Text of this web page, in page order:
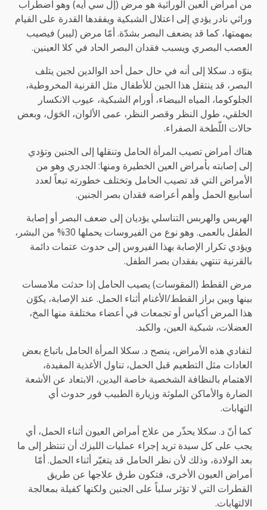
من أمراض العين الوراثية هو مرض (إل سي أيه) وهو اضطراب
وراثي نادر يؤدي إلى اعتلال الشبكية ويفقدها القدرة على القيام
بمهمتها، كما قد يضعف البصر بشدّة. أمّا مرض (ليبر) فيصيب
العصب البصري ويسبب فقدان البصر الحاد في كلا العينين.
ينوّه د. سكلا إلى أنه في حال حمل أحد الوالدين لجين يتلف
البصر، قد ينتقل هذا الجين للأطفال مثل القرنية المخروطية،
الجلوكوما، المياه البيضاء، أورام الشبكية، عيوب الانكسار
الخلقي، طول النظر وقصر النظر، عمى الألوان، الحَوَل، وبعض
حالات اللّطخة الصفراء.
هناك أمراض تصيب المرأة الحامل وتنقلها إلى الجنين وتؤدي
إلى إصابته بأمراض العين الخطيرة ومنها: الجدري وهو من
الأمراض التي قد تصيب الحامل وتختلف خطورته تبعاً لعدد
أسابيع الحمل وأهم أعراضه فقدان بصر الجنين.
الهربس والهربس التناسلي يؤديان إلى ضعف البصر أو إصابة
الطفل بالعمى. وهو نوع من الفيروسات يحملها 30% من البشر،
ويؤدي تكرار الإصابة بهذا الفيروس إلى حدوث عتمات دائمة
بالقرنية تنتهي بفقدان بصر الطفل.
مرض القطط (المقوسات) يصيب الحامل إذا حدثت ملامسات
بينها وبين براز القطط/الأغنام أثناء الحمل. عند الإصابة، يكوّن
هذا المرض أكياس أو تجمعات في أعضاء مختلفة منها المخ،
العضلات، شبكية العين، والكبد.
لتفادي هذه الأمراض، ينصح د. سكلا المرأة الحامل باتباع بعض
العادات مثل التطعيم قبل الحمل، تناول الأغذية المفيدة،
الاهتمام بالنظافة الشخصية خاصة اليدين، الابتعاد عن الأشعة
الضارة والأماكن الملوثة وزيارة الطبيب فور حدوث أي
التهابات.
كما أنّ د. سكلا يحذّر من علاج أمراض العيون أثناء الحمل، أي
يجب على كل سيدة تريد إجراء عمليات الليزك أن تنتظر إلى ما
بعد الولادة، وذلك لأن نظر الحامل قد يتغيّر أثناء الحمل. أمّا
أمراض العيون الأخرى، فتكون طرق علاجها عن طريق
القطرات التي لا تؤثر سلباً على الجنين ولكنها كفيلة بمعالجة
الالتهابات.